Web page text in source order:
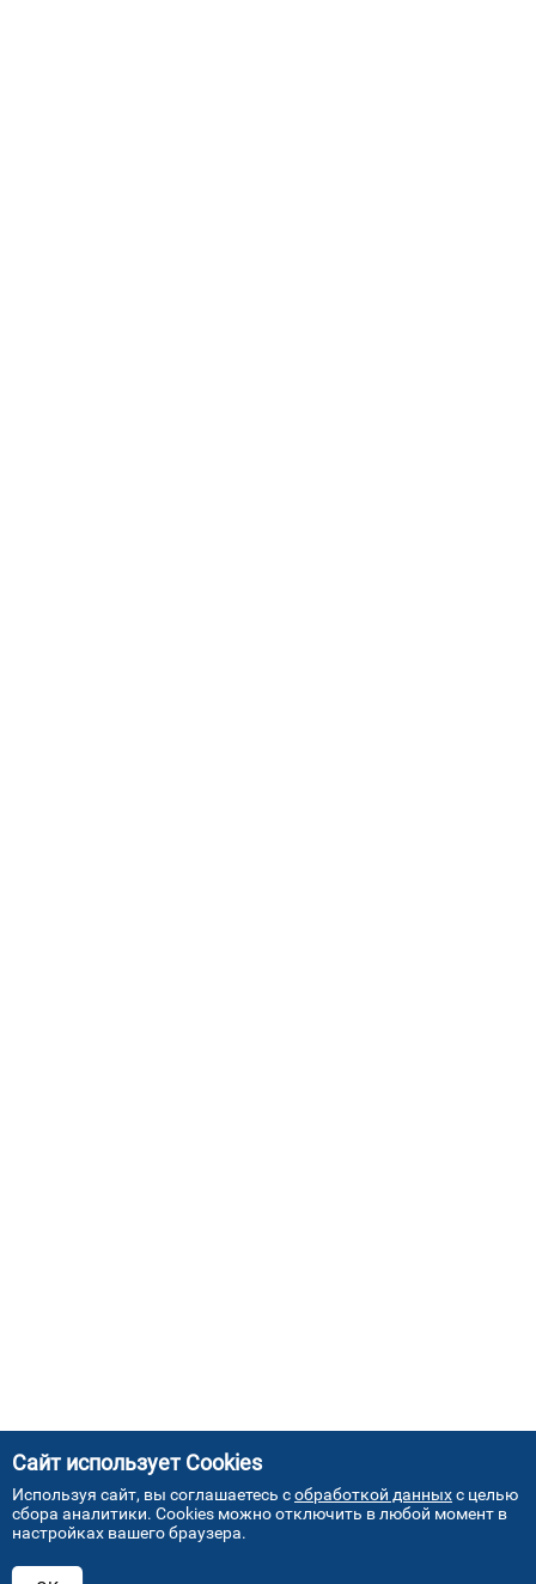
АДРЕСА НАШИХ СЕРВИСНЫХ
Сайт использует Cookies
Используя сайт, вы соглашаетесь собработкой данныхс целью
сбора аналитики. Cookies можно отключить в любой момент в
настройках вашего браузера.